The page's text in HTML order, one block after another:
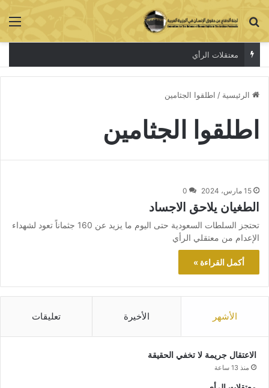
بحث عن
معتقلات الرأي
الرئيسية / اطلقوا الجثامين
اطلقوا الجثامين
15 مارس، 2024 0
الطغيان يلاحق الاجساد
تحتجز السلطات السعودية حتى اليوم ما يزيد عن 160 جثماناً تعود لشهداء
الإعدام من معتقلي الرأي
أكمل القراءة »
الأشهر الأخيرة تعليقات
الاعتقال جريمة لا تخفي الحقيقة
منذ 13 ساعة